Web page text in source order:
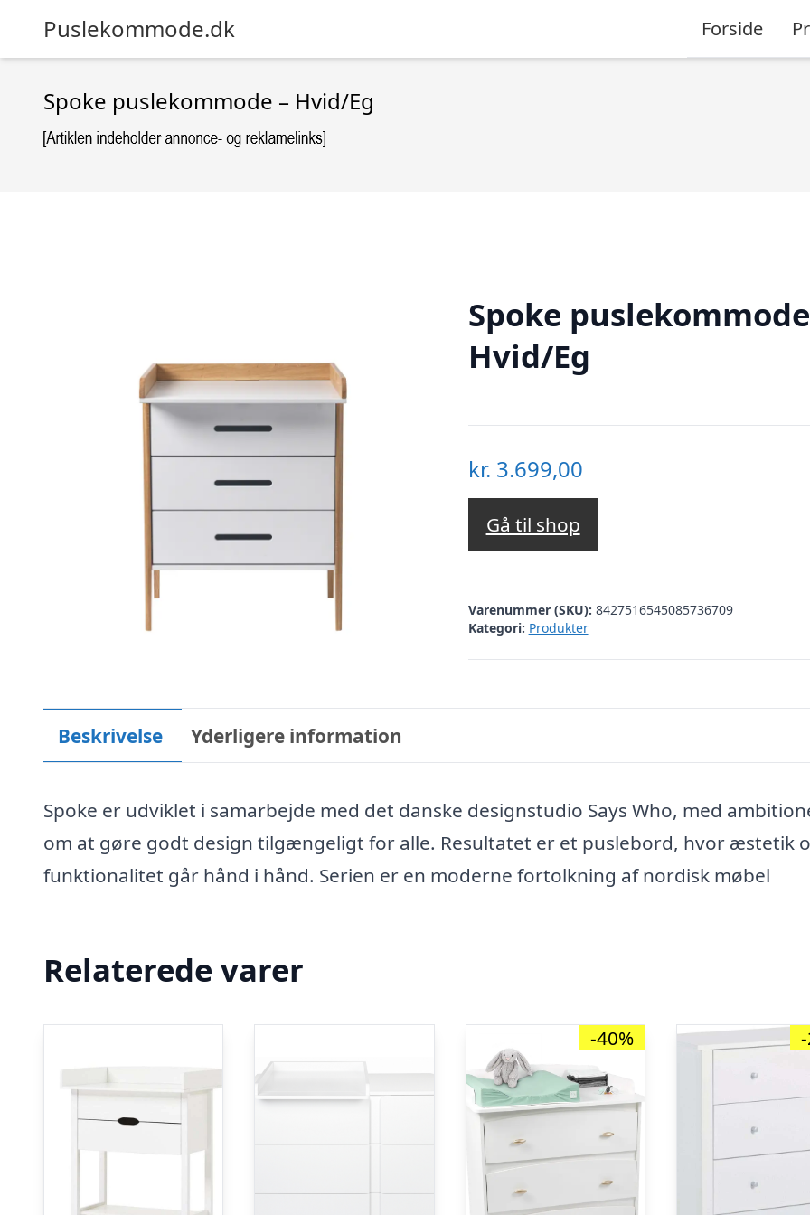
Puslekommode.dk Forside
Spoke puslekommode – Hvid/Eg
Spoke
Hvid/Eg
kr. 3.699,00
Gå til shop
Varenummer (SKU): 8427516545085736709
Kategori: Produkter
Beskrivelse Yderligere information
Spoke er udviklet i samarbejde med det danske designstudio Says Who, med
om at gøre godt design tilgængeligt for alle. Resultatet er et puslebord, hvor æstetik
funktionalitet går hånd i hånd. Serien er en moderne fortolkning af nordisk møbel
Relaterede varer
-40%